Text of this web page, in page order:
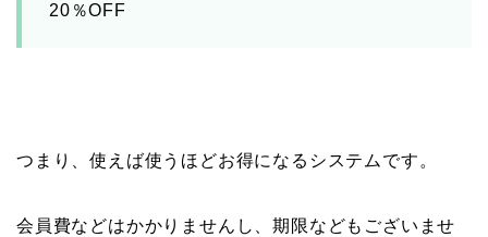
20％OFF
つまり、使えば使うほどお得になるシステムです。
会員費などはかかりませんし、期限などもございませ